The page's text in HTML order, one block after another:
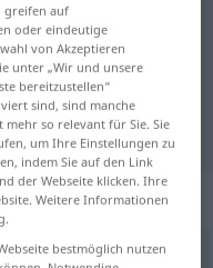
für
greifen auf
oder eindeutige
von Akzeptieren
unter „Wir und unsere
bereitzustellen“
sind, sind manche
so relevant für Sie. Sie
um Ihre Einstellungen zu
indem Sie auf den Link
der Webseite klicken. Ihre
Weitere Informationen
bestmöglich nutzen